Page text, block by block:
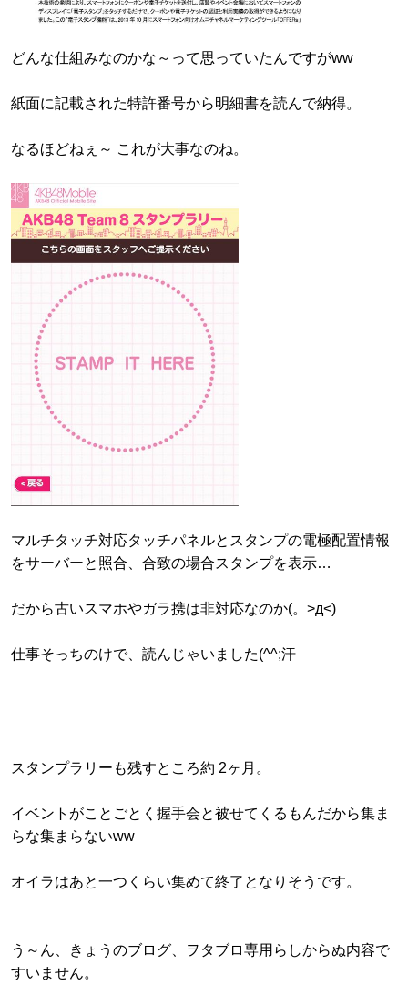
どんな仕組みなのかな～って思っていたんですがww
紙面に記載された特許番号から明細書を読んで納得。
なるほどねぇ～ これが大事なのね。
マルチタッチ対応タッチパネルとスタンプの電極配置情報
をサーバーと照合、合致の場合スタンプを表示…
だから古いスマホやガラ携は非対応なのか(。>д<)
仕事そっちのけで、読んじゃいました(^^;汗
スタンプラリーも残すところ約 2ヶ月。
イベントがことごとく握手会と被せてくるもんだから集ま
らな集まらないww
オイラはあと一つくらい集めて終了となりそうです。
う～ん、きょうのブログ、ヲタブロ専用らしからぬ内容で
すいません。